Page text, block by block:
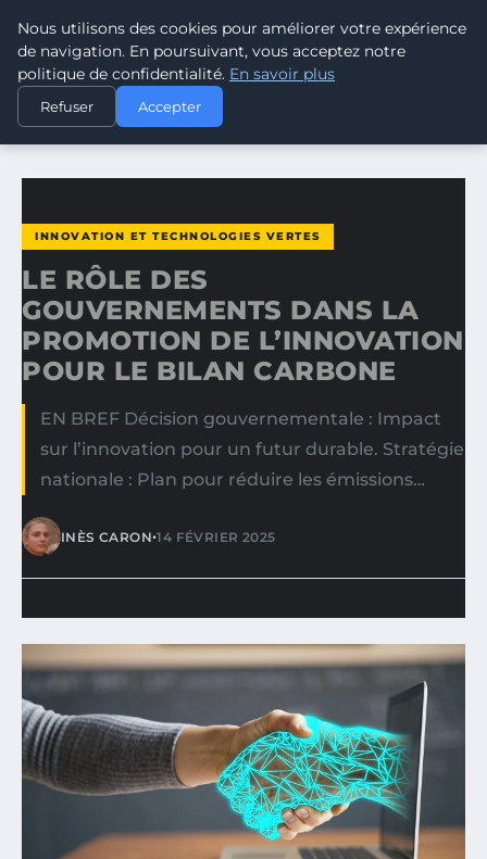
CLIMATE GUARDIAN
ACCUEIL
INNOVATION ET TECHNOLOGIES VERTES
LE RÔLE DES GOUVERNEMENTS DANS LA PROMOTION DE…
INNOVATION ET TECHNOLOGIES VERTES
LE RÔLE DES
GOUVERNEMENTS DANS LA
PROMOTION DE L’INNOVATION
POUR LE BILAN CARBONE
EN BREF Décision gouvernementale : Impact
sur l’innovation pour un futur durable. Stratégie
nationale : Plan pour réduire les émissions…
INÈS CARON•14 FÉVRIER 2025
Nous utilisons des cookies pour améliorer votre expérience
de navigation. En poursuivant, vous acceptez notre
politique de confidentialité. En savoir plus
Refuser Accepter